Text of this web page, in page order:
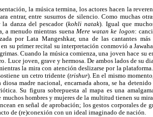
la música termina, los actores hacen la
entrar, entre susurros de silencio. Como muchas
la danza del pescador (kohli natak). Igual que
a menudo mientras suena Mere watan ke logon:
por Lata Mangeshkar, una de las cantantes
en su primer recital su interpretación conmovió a
Cuando la música comienza, una joven hace su
Luce joven, grave y hermosa. De ambos lados de su
la mira con atención deslizarse por la
un cetro tridente (trishur). En el mismo
madre nacional, encarnada ahora, se ha
Su figura sobrepuesta al mapa es una
muchos hombres y mujeres de la multitud tienen su
en señal de aprobación; los gestos corporales
de (re)conexión con un ideal imaginado de nación.